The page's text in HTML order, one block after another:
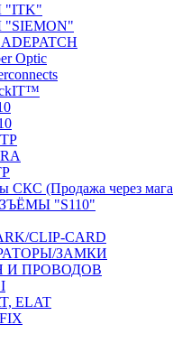
Optic
СКС (Продажа через мага
"S110"
CLIP-CARD
ЗАМКИ
И ПРОВОДОВ
ELAT